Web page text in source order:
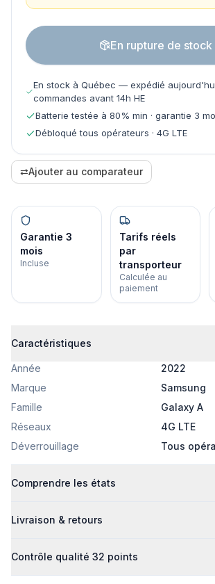
En rupture de stock
En stock à Québec — expédié
commandes avant 14h HE
Batterie testée à 80% min · garantie 3
Débloqué tous opérateurs · 4G LTE
⇄Ajouter au comparateur
Garantie 3
mois
Incluse
Tarifs réels
par
transporteur
Calculée au
paiement
Caractéristiques
Année
2022
Marque
Samsung
Famille
Galaxy A
Réseaux
4G LTE
Déverrouillage
Tous
Comprendre les états
Livraison & retours
Contrôle qualité 32 points